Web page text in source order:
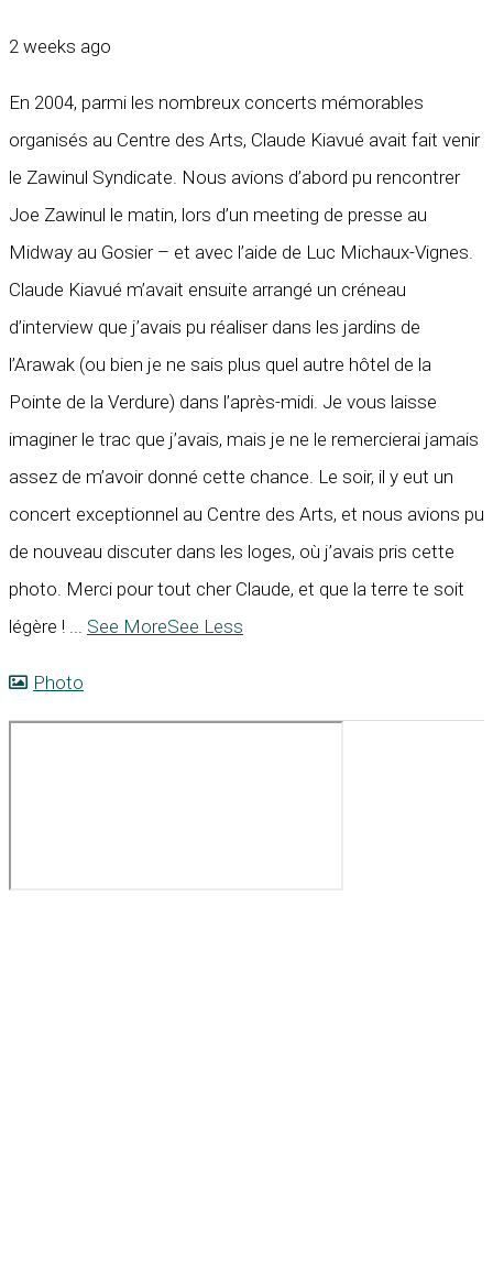
2 weeks ago
En 2004, parmi les nombreux concerts mémorables
organisés au Centre des Arts, Claude Kiavué avait fait venir
le Zawinul Syndicate. Nous avions d’abord pu rencontrer
Joe Zawinul le matin, lors d’un meeting de presse au
Midway au Gosier – et avec l’aide de Luc Michaux-Vignes.
Claude Kiavué m’avait ensuite arrangé un créneau
d’interview que j’avais pu réaliser dans les jardins de
l’Arawak (ou bien je ne sais plus quel autre hôtel de la
Pointe de la Verdure) dans l’après-midi. Je vous laisse
imaginer le trac que j’avais, mais je ne le remercierai jamais
assez de m’avoir donné cette chance. Le soir, il y eut un
concert exceptionnel au Centre des Arts, et nous avions pu
de nouveau discuter dans les loges, où j’avais pris cette
photo. Merci pour tout cher Claude, et que la terre te soit
légère !
See MoreSee Less
Photo